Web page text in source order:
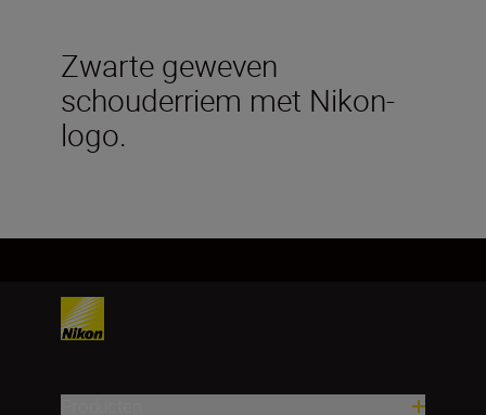
Zwarte geweven
schouderriem met Nikon-
logo.